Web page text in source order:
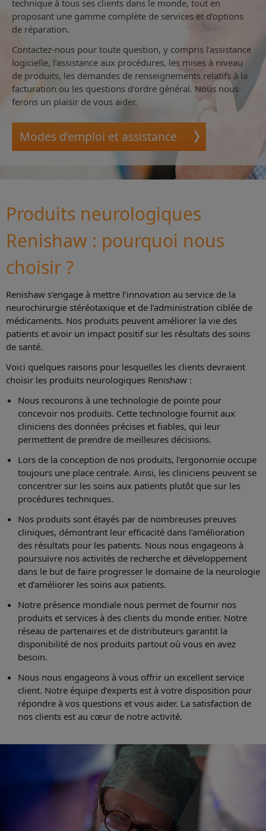
technique à tous ses clients dans le monde, tout en
proposant une gamme complète de services et d’options
de réparation.
Contactez-nous pour toute question, y compris l’assistance
logicielle, l’assistance aux procédures, les mises à niveau
de produits, les demandes de renseignements relatifs à la
facturation ou les questions d’ordre général. Nous nous
ferons un plaisir de vous aider.
Modes d’emploi et assistance
Produits neurologiques
Renishaw : pourquoi nous
choisir ?
Renishaw s’engage à mettre l’innovation au service de la
neurochirurgie stéréotaxique et de l’administration ciblée de
médicaments. Nos produits peuvent améliorer la vie des
patients et avoir un impact positif sur les résultats des soins
de santé.
Voici quelques raisons pour lesquelles les clients devraient
choisir les produits neurologiques Renishaw :
Nous recourons à une technologie de pointe pour
concevoir nos produits. Cette technologie fournit aux
cliniciens des données précises et fiables, qui leur
permettent de prendre de meilleures décisions.
Lors de la conception de nos produits, l’ergonomie occupe
toujours une place centrale. Ainsi, les cliniciens peuvent se
concentrer sur les soins aux patients plutôt que sur les
procédures techniques.
Nos produits sont étayés par de nombreuses preuves
cliniques, démontrant leur efficacité dans l’amélioration
des résultats pour les patients. Nous nous engageons à
poursuivre nos activités de recherche et développement
dans le but de faire progresser le domaine de la neurologie
et d’améliorer les soins aux patients.
Notre présence mondiale nous permet de fournir nos
produits et services à des clients du monde entier. Notre
réseau de partenaires et de distributeurs garantit la
disponibilité de nos produits partout où vous en avez
besoin.
Nous nous engageons à vous offrir un excellent service
client. Notre équipe d’experts est à votre disposition pour
répondre à vos questions et vous aider. La satisfaction de
nos clients est au cœur de notre activité.